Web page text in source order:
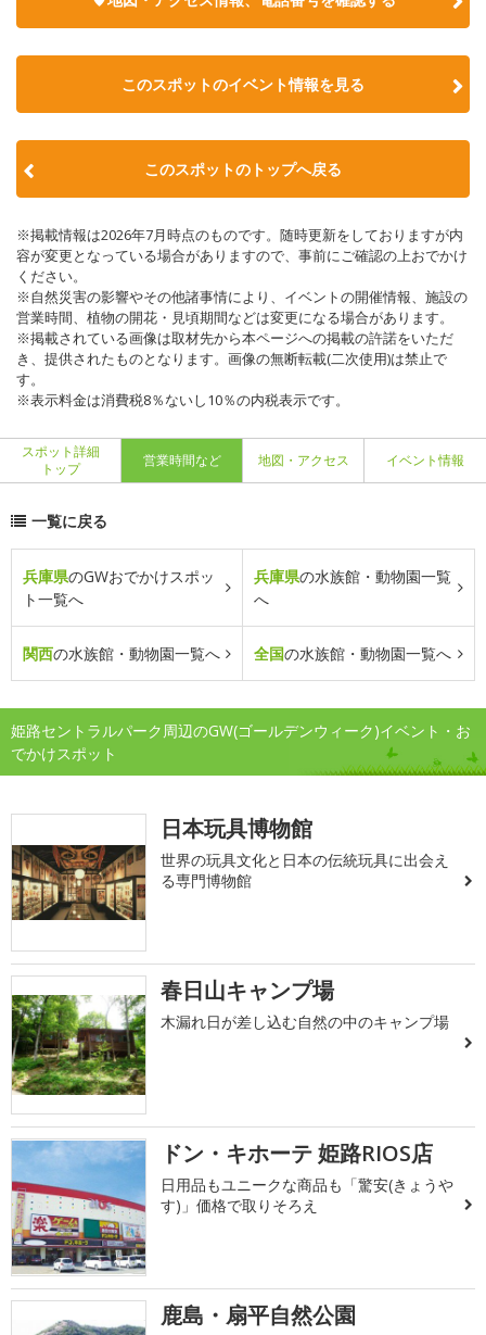
このスポットのイベント情報を見る
このスポットのトップへ戻る
※掲載情報は2026年7月時点のものです。随時更新をしておりますが内
容が変更となっている場合がありますので、事前にご確認の上おでかけ
ください。
※自然災害の影響やその他諸事情により、イベントの開催情報、施設の
営業時間、植物の開花・見頃期間などは変更になる場合があります。
※掲載されている画像は取材先から本ページへの掲載の許諾をいただ
き、提供されたものとなります。画像の無断転載(二次使用)は禁止で
す。
※表示料金は消費税8％ないし10％の内税表示です。
スポット詳細
トップ
営業時間など 地図・アクセス イベント情報
一覧に戻る
兵庫県のGWおでかけスポッ
ト一覧へ
兵庫県の水族館・動物園一覧
へ
関西の水族館・動物園一覧へ 全国の水族館・動物園一覧へ
姫路セントラルパーク周辺のGW(ゴールデンウィーク)イベント・お
でかけスポット
日本玩具博物館
世界の玩具文化と日本の伝統玩具に出会え
る専門博物館
春日山キャンプ場
木漏れ日が差し込む自然の中のキャンプ場
ドン・キホーテ 姫路RIOS店
日用品もユニークな商品も「驚安(きょうや
す)」価格で取りそろえ
鹿島・扇平自然公園